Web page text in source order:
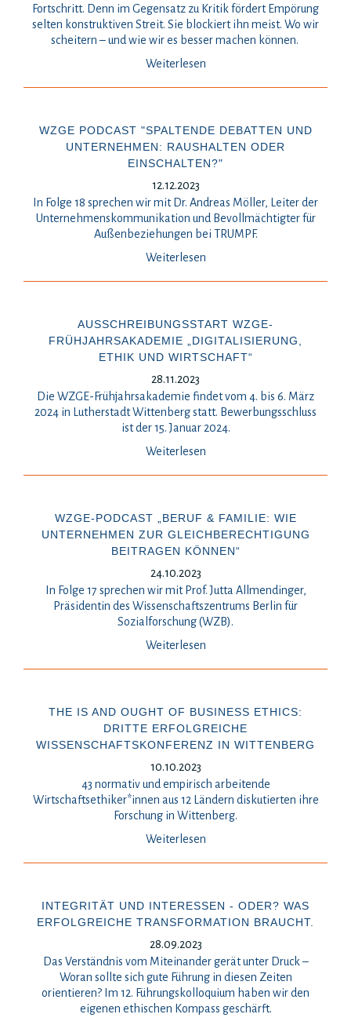
Fortschritt. Denn im Gegensatz zu Kritik fördert Empörung
selten konstruktiven Streit. Sie blockiert ihn meist. Wo wir
scheitern – und wie wir es besser machen können.
Weiterlesen
WZGE PODCAST "SPALTENDE DEBATTEN UND
UNTERNEHMEN: RAUSHALTEN ODER
EINSCHALTEN?"
12.12.2023
In Folge 18 sprechen wir mit Dr. Andreas Möller, Leiter der
Unternehmenskommunikation und Bevollmächtigter für
Außenbeziehungen bei TRUMPF.
Weiterlesen
AUSSCHREIBUNGSSTART WZGE-
FRÜHJAHRSAKADEMIE „DIGITALISIERUNG,
ETHIK UND WIRTSCHAFT“
28.11.2023
Die WZGE-Frühjahrsakademie findet vom 4. bis 6. März
2024 in Lutherstadt Wittenberg statt. Bewerbungsschluss
ist der 15. Januar 2024.
Weiterlesen
WZGE-PODCAST „BERUF & FAMILIE: WIE
UNTERNEHMEN ZUR GLEICHBERECHTIGUNG
BEITRAGEN KÖNNEN“
24.10.2023
In Folge 17 sprechen wir mit Prof. Jutta Allmendinger,
Präsidentin des Wissenschaftszentrums Berlin für
Sozialforschung (WZB).
Weiterlesen
THE IS AND OUGHT OF BUSINESS ETHICS:
DRITTE ERFOLGREICHE
WISSENSCHAFTSKONFERENZ IN WITTENBERG
10.10.2023
43 normativ und empirisch arbeitende
Wirtschaftsethiker*innen aus 12 Ländern diskutierten ihre
Forschung in Wittenberg.
Weiterlesen
INTEGRITÄT UND INTERESSEN - ODER? WAS
ERFOLGREICHE TRANSFORMATION BRAUCHT.
28.09.2023
Das Verständnis vom Miteinander gerät unter Druck –
Woran sollte sich gute Führung in diesen Zeiten
orientieren? Im 12. Führungskolloquium haben wir den
eigenen ethischen Kompass geschärft.